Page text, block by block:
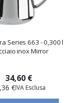
Series 663 - 0,300 l
inox Mirror
34,60 €
€